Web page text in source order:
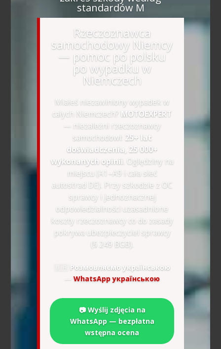
standardów M
Rzeczoznawca
samochodowy Niemcy
— pomoc po polsku
po wypadku w
Niemczech
Miałeś niezawiniony wypadek w
całych Niemczech? MOTOEXPERT
— niezależni rzeczoznawcy
samochodowi: 25+ lat
doświadczenia, 25 000+
wykonanych opinii . Oględziny na
miejscu (A1–A9 i cała sieć
autostrad DE). Przy szkodzie z OC
sprawcy i jednoznacznej
odpowiedzialności uzasadnione
koszty rzeczoznawcy co do zasady
pokrywa ubezpieczyciel sprawcy
(§ 249 BGB).
🇺🇦 Розмовляємо українською
— WhatsApp українською
📷 Wyślij zdjęcia na
WhatsApp — bezpłatna
wstępna ocena